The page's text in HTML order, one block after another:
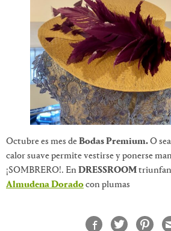
Octubre es mes deBodas Premium.O
calor suave permite vestirse y ponerse
¡SOMBRERO!. EnDRESSROOMtriunfan
Almudena Doradocon plumas